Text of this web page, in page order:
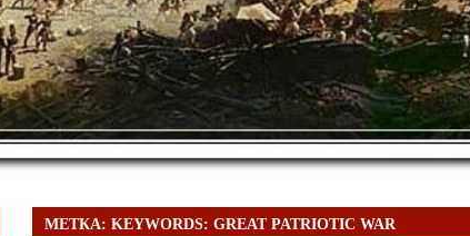
МЕТКА:KEYWORDS: GREAT PATRIOTIC WAR